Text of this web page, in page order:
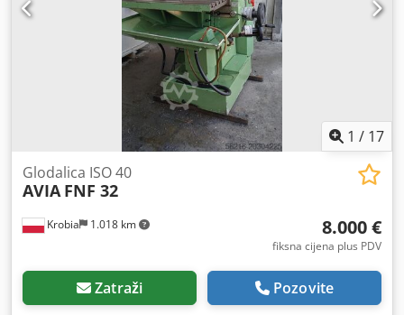
1 / 17
Krobia 1.018 km
Glodalica ISO 40
AVIA FNF 32
8.000 €
fiksna cijena plus PDV
Zatraži Pozovite